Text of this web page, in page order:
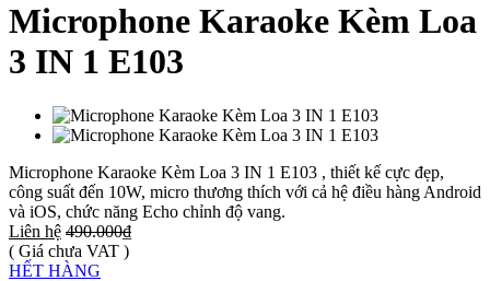
Microphone Karaoke Kèm Loa
3 IN 1 E103
Microphone Karaoke Kèm Loa 3 IN 1 E103 , thiết kế cực đẹp,
công suất đến 10W, micro thương thích với cả hệ điều hàng Android
và iOS, chức năng Echo chỉnh độ vang.
Liên hệ 490.000₫
( Giá chưa VAT )
HẾT HÀNG